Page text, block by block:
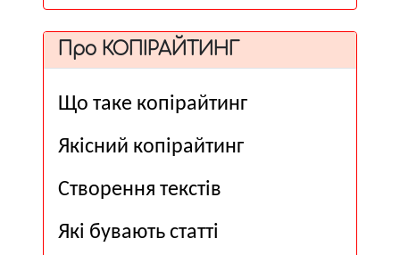
Про КОПІРАЙТИНГ
Що таке копірайтинг
Якісний копірайтинг
Створення текстів
Які бувають статті